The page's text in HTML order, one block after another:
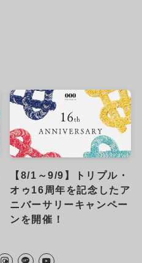
【8/1～9/9】トリプル・
オゥ16周年を記念したア
ニバーサリーキャンペー
ンを開催！